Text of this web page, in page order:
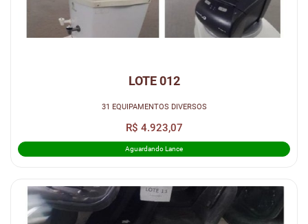
LOTE 012
31 EQUIPAMENTOS DIVERSOS
R$ 4.923,07
Aguardando Lance